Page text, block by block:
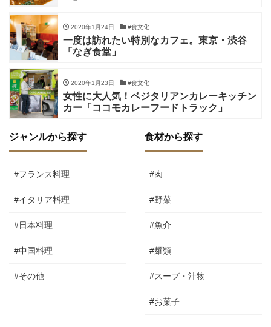
2020年1月24日 #食文化
一度は訪れたい特別なカフェ。東京・渋谷
「なぎ食堂」
2020年1月23日 #食文化
女性に大人気！ベジタリアンカレーキッチン
カー「ココモカレーフードトラック」
ジャンルから探す
#フランス料理
#イタリア料理
#日本料理
#中国料理
#その他
食材から探す
#肉
#野菜
#魚介
#麺類
#スープ・汁物
#お菓子